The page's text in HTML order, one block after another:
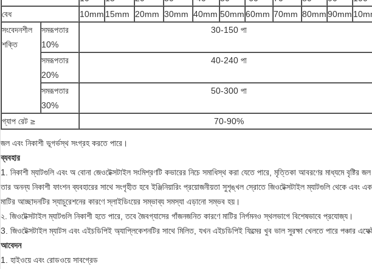
বেধ
10mm 15mm 20mm 30mm 40mm 50mm60mm 70mm 80mm90mm
সংবেদনশীল
শক্তি
সমরূপতার
10%
30-150 পা
সমরূপতার
20%
40-240 পা
সমরূপতার
30%
50-300 পা
গ্যাপ রেট ≥ 70-90%
জল এবং নিকাশী ভূগর্ভস্থ সংগ্রহ করতে পারে।
ব্যবহার
1. নিকাশী ম্যাটগুলি এবং অ বোনা জেওটেক্সটাইল সংমিশ্রণটি কভারের নিচে সমাধিস্থ করা যেতে পারে, মৃত্তিকা আবরণের মাধ্যমে বৃষ্টির জল
তার অনন্য নিকাশী ফাংশন ব্যবহারের সাথে সংগৃহীত হবে ইঞ্জিনিয়ারিং প্রয়োজনীয়তা সুশৃঙ্খল স্রোতে জিওটেক্সটাইল ম্যাটগুলি থেকে এবং
মাটির আচ্ছাদনটির স্যাচুরেশনের কারণে স্লাইডিংয়ের সম্ভাব্য সমস্যা এড়ানো সম্ভব হয়।
২. জিওটেক্সটাইল ম্যাটগুলি নিকাশী হতে পারে, তবে জৈবগ্যাসের গাঁজনজনিত কারণে মাটির নির্গমনও স্থলভাগে বিশেষভাবে প্রযোজ্য।
3. জিওটেক্সটাইল ম্যাটস এবং এইচডিপিই অ্যাপ্লিকেশনটির সাথে মিলিত, যখন এইচডিপিই ফিল্মের খুব ভাল সুরক্ষা খেলতে পারে পঞ্চার
আবেদন
1. হাইওয়ে এবং রোডওয়ে সাবগ্রেড